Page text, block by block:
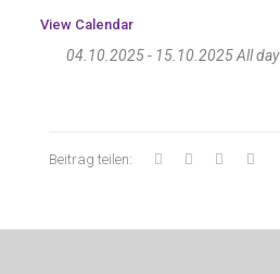
View Calendar
04.10.2025 - 15.10.2025 All day
Beitrag teilen: